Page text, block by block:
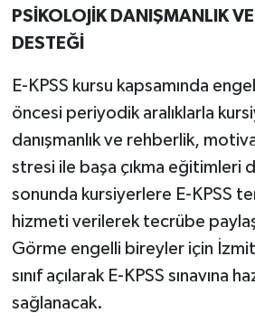
PSİKOLOJİK DANIŞMANLIK
DESTEĞİ
E-KPSS kursu kapsamında
öncesi periyodik aralıklarla
danışmanlık ve rehberlik,
stresi ile başa çıkma eğitimleri
sonunda kursiyerlere E-KPSS
hizmeti verilerek tecrübe
Görme engelli bireyler için
sınıf açılarak E-KPSS sınavına
sağlanacak.